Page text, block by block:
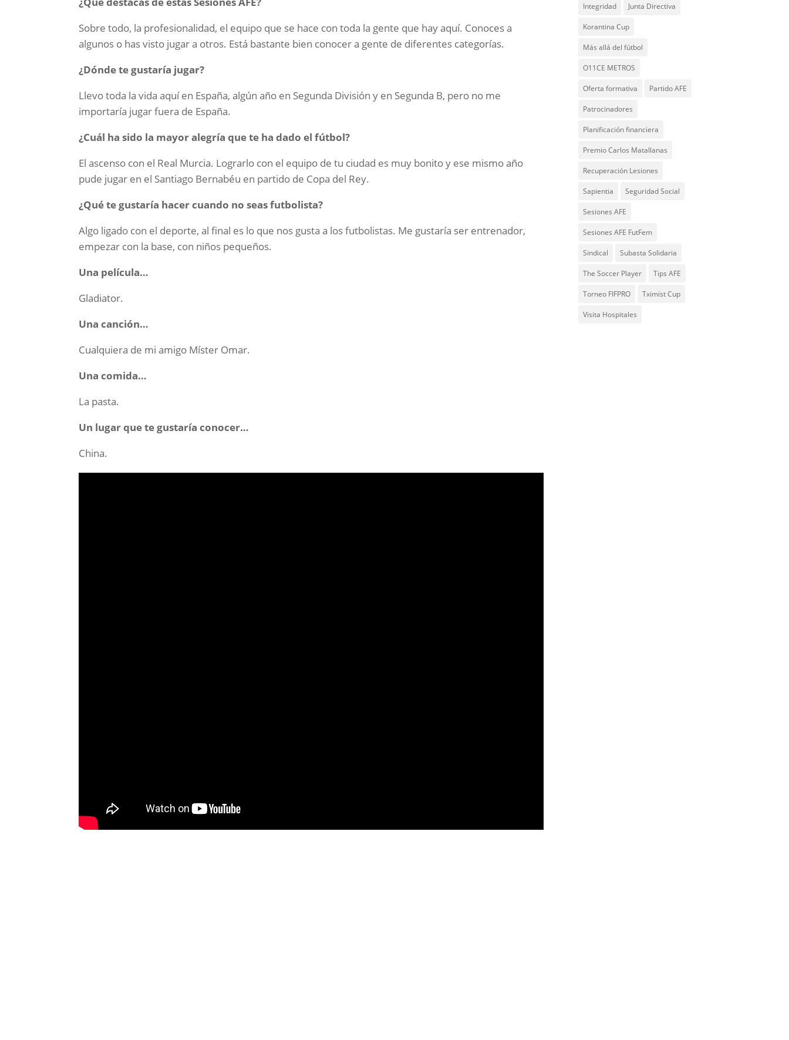
Sobre todo, la profesionalidad, el equipo que se hace con toda la gente que hay aquí. Conoces a
algunos o has visto jugar a otros. Está bastante bien conocer a gente de diferentes categorías.
¿Dónde te gustaría jugar?
Llevo toda la vida aquí en España, algún año en Segunda División y en Segunda B, pero no me
importaría jugar fuera de España.
¿Cuál ha sido la mayor alegría que te ha dado el fútbol?
El ascenso con el Real Murcia. Lograrlo con el equipo de tu ciudad es muy bonito y ese mismo año
pude jugar en el Santiago Bernabéu en partido de Copa del Rey.
¿Qué te gustaría hacer cuando no seas futbolista?
Algo ligado con el deporte, al final es lo que nos gusta a los futbolistas. Me gustaría ser entrenador,
empezar con la base, con niños pequeños.
Una película…
Gladiator.
Una canción…
Cualquiera de mi amigo Míster Omar.
Una comida…
La pasta.
Un lugar que te gustaría conocer…
China.
Integridad Junta Directiva
Korantina Cup
Más allá del fútbol
O11CE METROS
Oferta formativa Partido AFE
Patrocinadores
Planificación financiera
Premio Carlos Matallanas
Recuperación Lesiones
Sapientia Seguridad Social
Sesiones AFE
Sesiones AFE FutFem
Sindical Subasta Solidaria
The Soccer Player Tips AFE
Torneo FIFPRO Tximist Cup
Visita Hospitales